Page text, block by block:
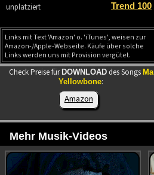
unplatziert Trend 100
Links mit Text 'Amazon' o. 'iTunes', weisen zur
Amazon-/Apple-Webseite. Käufe über solche
Links werden uns mit Provision vergütet.
Check Preise für DOWNLOADdes Songs Ma
Yellowbone:
Amazon
Mehr Musik-Videos